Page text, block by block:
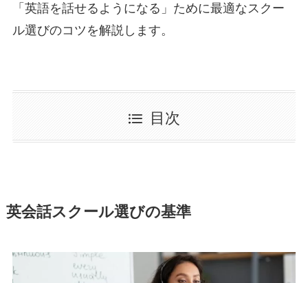
「英語を話せるようになる」ために最適なスクー
ル選びのコツを解説します。
目次
英会話スクール選びの基準